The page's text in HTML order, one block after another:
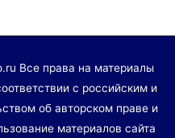
Все права на материалы
с российским и
об авторском праве и
материалов сайта